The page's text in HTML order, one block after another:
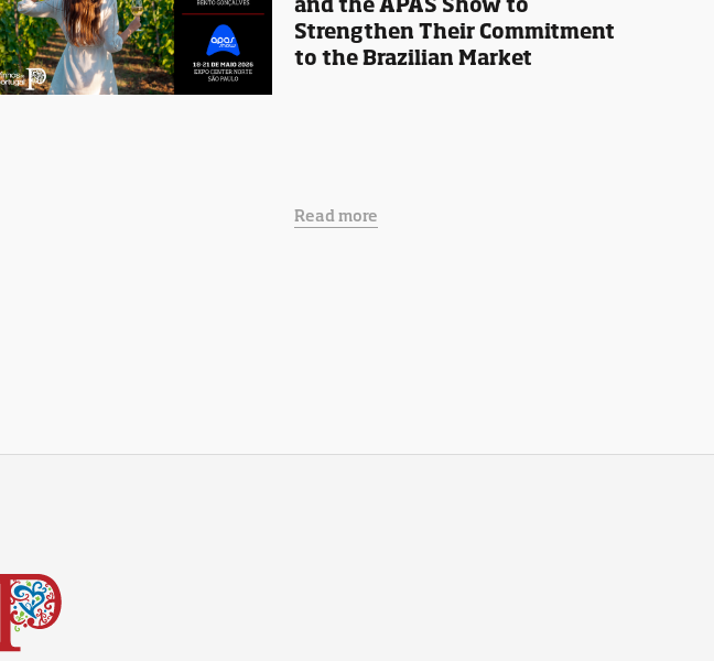
Strengthen Their Commitment
to the Brazilian Market
Read more